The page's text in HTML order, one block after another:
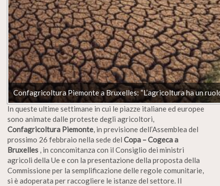
Confagricoltura Piemonte a Bruxelles: “L’agricoltura ha un
In queste ultime settimane in cui le piazze italiane ed europee
sono animate dalle proteste degli agricoltori,
Confagricoltura Piemonte, in previsione dell’Assemblea del
prossimo 26 febbraio nella sede del Copa – Cogeca a
Bruxelles , in concomitanza con il Consiglio dei ministri
agricoli della Ue e con la presentazione della proposta della
Commissione per la semplificazione delle regole comunitarie,
si è adoperata per raccogliere le istanze del settore. Il